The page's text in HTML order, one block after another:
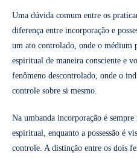
Uma dúvida comum entre os
diferença entre incorporação e
um ato controlado, onde o médium
espiritual de maneira consciente e
fenômeno descontrolado, onde o
controle sobre si mesmo.
Na umbanda incorporação é
espiritual, enquanto a possessão é
controle. A distinção entre os dois